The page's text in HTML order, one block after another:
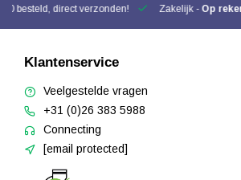
besteld, direct verzonden! Zakelijk - Op
Klantenservice
Veelgestelde vragen
+31 (0)26 383 5988
Connecting
[email protected]